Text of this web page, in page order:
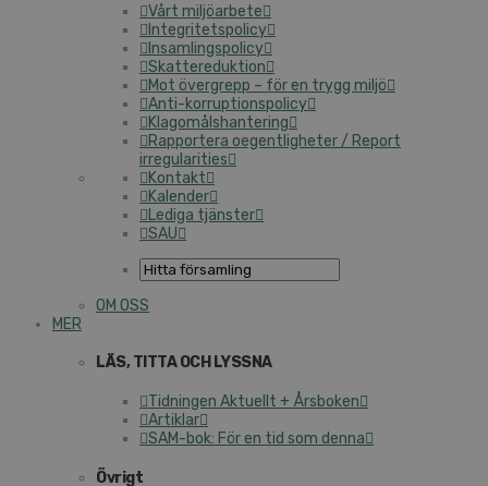
Vårt miljöarbete
Integritetspolicy
Insamlingspolicy
Skattereduktion
Mot övergrepp – för en trygg miljö
Anti-korruptionspolicy
Klagomålshantering
Rapportera oegentligheter / Report
irregularities
Kontakt
Kalender
Lediga tjänster
SAU
OM OSS
MER
LÄS, TITTA OCH LYSSNA
Tidningen Aktuellt + Årsboken
Artiklar
SAM-bok: För en tid som denna
Övrigt